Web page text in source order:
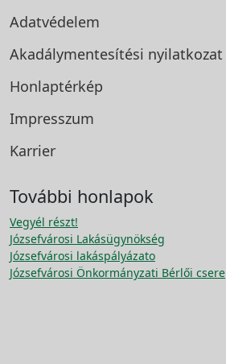
Adatvédelem
Akadálymentesítési nyilatkozat
Honlaptérkép
Impresszum
Karrier
További honlapok
Vegyél részt!
Józsefvárosi Lakásügynökség
Józsefvárosi lakáspályázato
Józsefvárosi Önkormányzati Bérlői csere